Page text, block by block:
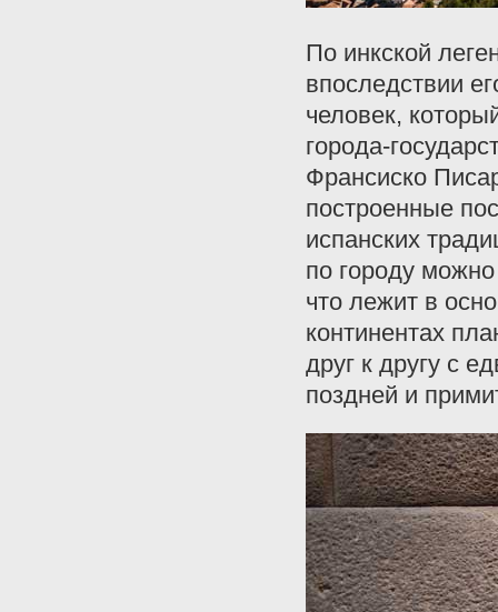
По инкской
впоследствии
человек,
города-
Франсиско
построенные
испанских
по городу
что лежит в
континентах
друг к другу с
поздней и